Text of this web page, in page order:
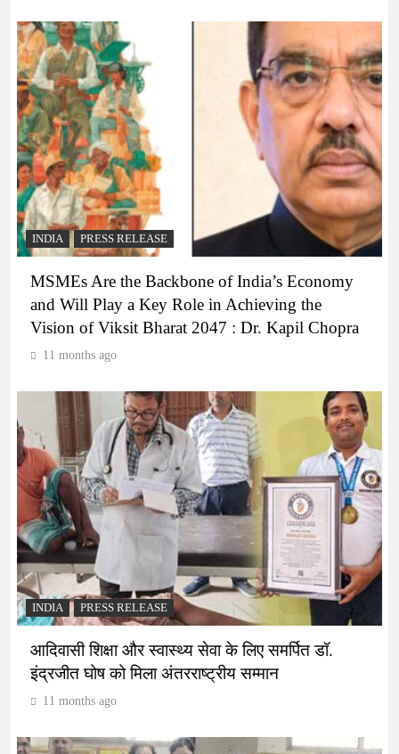
INDIA PRESS RELEASE
MSMEs Are the Backbone of India’s Economy
and Will Play a Key Role in Achieving the
Vision of Viksit Bharat 2047 : Dr. Kapil Chopra
11 months ago
INDIA PRESS RELEASE
आदिवासी शिक्षा और स्वास्थ्य सेवा के लिए समर्पित डॉ.
इंद्रजीत घोष को मिला अंतरराष्ट्रीय सम्मान
11 months ago